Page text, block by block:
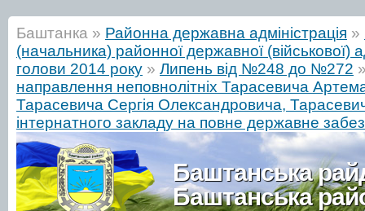
Баштанка » Районна державна адміністрація »
(начальника) районної державної (військової)
голови 2014 року » Липень від №248 до №272
направлення неповнолітніх Тарасевича
Тарасевича Сергія Олександровича,
інтернатного закладу на повне державне
Баштанська
Баштанська